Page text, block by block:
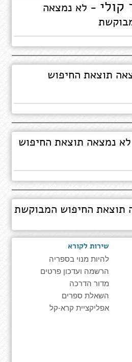
קולי - לא נמצאה
תוצאת החיפוש
נמצאה תוצאת החיפוש
תוצאת החיפוש המבוקשת
שירות לקורא
להיות מנוי בספריה
הרשמה ועדכון פרטים
מדור הדרכה
השאלת ספרים
אפליקציית קרא-קל